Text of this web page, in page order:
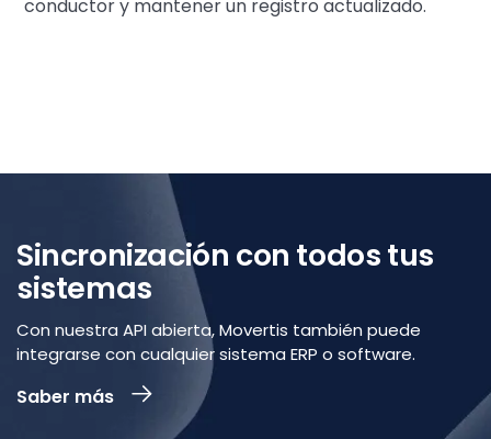
conductor y mantener un registro actualizado.
Sincronización con todos tus
sistemas
Con nuestra API abierta, Movertis también puede
integrarse con cualquier sistema ERP o software.
Saber más